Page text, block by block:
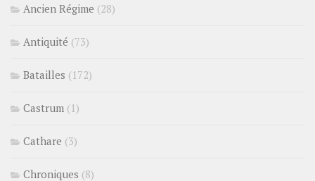
Ancien Régime (28)
Antiquité (73)
Batailles (172)
Castrum (1)
Cathare (3)
Chroniques (8)